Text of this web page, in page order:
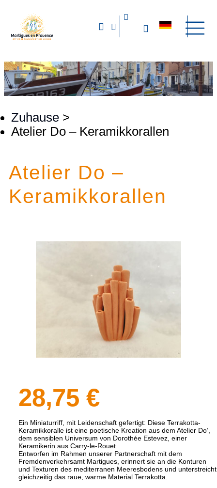
Zuhause >
Atelier Do – Keramikkorallen
Atelier Do –
Keramikkorallen
28,75 €
Ein Miniaturriff, mit Leidenschaft gefertigt: Diese Terrakotta-
Keramikkoralle ist eine poetische Kreation aus dem Atelier Do‘,
dem sensiblen Universum von Dorothée Estevez, einer
Keramikerin aus Carry-le-Rouet.
Entworfen im Rahmen unserer Partnerschaft mit dem
Fremdenverkehrsamt Martigues, erinnert sie an die Konturen
und Texturen des mediterranen Meeresbodens und unterstreicht
gleichzeitig das raue, warme Material Terrakotta.